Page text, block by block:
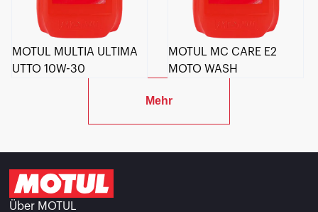
MOTUL MULTIA ULTIMA
UTTO 10W-30
MOTUL MC CARE E2
MOTO WASH
Mehr
Über MOTUL